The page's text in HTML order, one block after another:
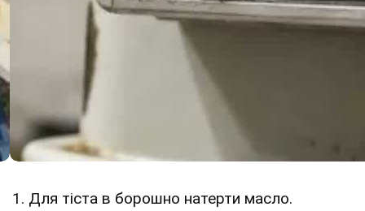
1. Для тіста в борошно натерти масло.